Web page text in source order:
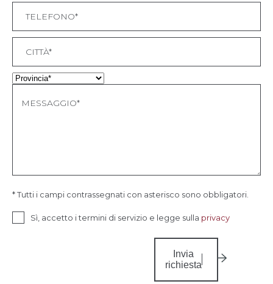
* Tutti i campi contrassegnati con asterisco sono obbligatori.
Sì, accetto i termini di servizio e legge sulla privacy
Invia
richiesta